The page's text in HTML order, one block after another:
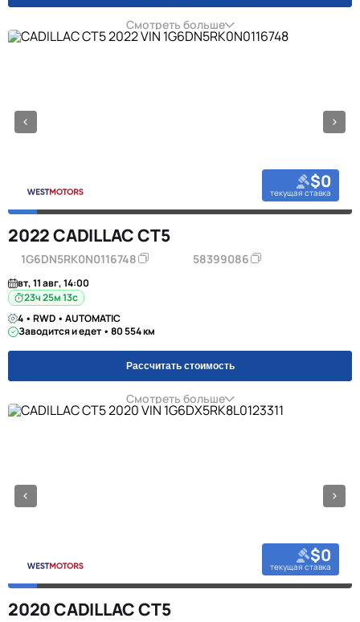
Смотреть больше
$0
текущая ставка
2022 CADILLAC CT5
1G6DN5RK0N0116748 58399086
вт, 11 авг, 14:00
23ч 25м 12с
4 • RWD • AUTOMATIC
Заводится и едет • 80 554 км
Рассчитать стоимость
Смотреть больше
$0
текущая ставка
2020 CADILLAC CT5